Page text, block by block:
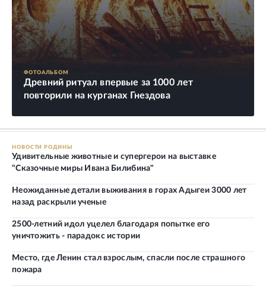
ФОТОАЛЬБОМ
Древний ритуал впервые за 1000 лет
повторили на курганах Гнездова
НОВОСТИ РОДИНЫ
Удивительные животные и супергерои на выставке
"Сказочные миры Ивана Билибина"
Неожиданные детали выживания в горах Адыгеи 3000 лет
назад раскрыли ученые
2500-летний идол уцелел благодаря попытке его
уничтожить - парадокс истории
Место, где Ленин стал взрослым, спасли после страшного
пожара